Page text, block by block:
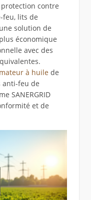
contre
feu, lits de
solution de
économique
avec des
à huilede
anti-feu de
SANERGRID
et de